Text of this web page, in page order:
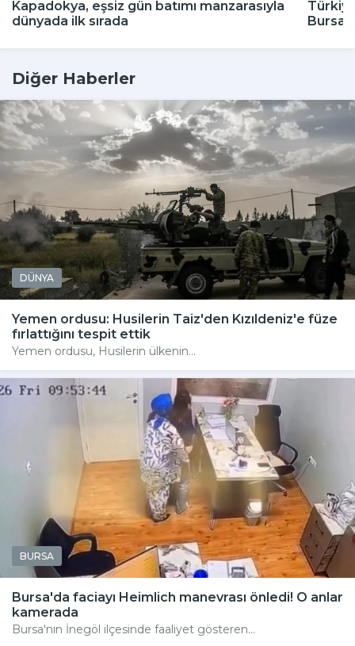
Kapadokya, eşsiz gün batımı manzarasıyla
dünyada ilk sırada
Diğer Haberler
DÜNYA
Yemen ordusu: Husilerin Taiz'den Kızıldeniz'e füze
fırlattığını tespit ettik
Yemen ordusu, Husilerin ülkenin...
BURSA
Bursa'da faciayı Heimlich manevrası önledi! O anlar
kamerada
Bursa'nın İnegöl ilçesinde faaliyet gösteren...